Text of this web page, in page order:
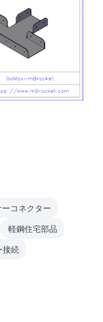
コネクター
軽鋼住宅部品
接続